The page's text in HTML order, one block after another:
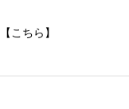
【こちら】